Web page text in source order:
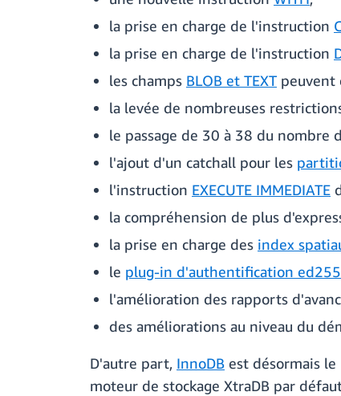
la prise en charge de l'instruction
la prise en charge de l'instruction
les champs BLOB et TEXT peuvent
la levée de nombreuses
le passage de 30 à 38 du nombre
l'ajout d'un catchall pour les
l'instruction EXECUTE IMMEDIATE
la compréhension de plus
la prise en charge des index
le plug-in d'authentification
l'amélioration des rapports
des améliorations au niveau du
D'autre part, InnoDB est désormais le
moteur de stockage XtraDB par